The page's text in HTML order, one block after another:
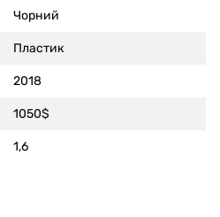
Чорний
Пластик
2018
1050$
1,6